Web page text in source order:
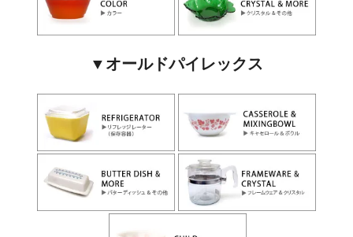
▼オールドパイレックス